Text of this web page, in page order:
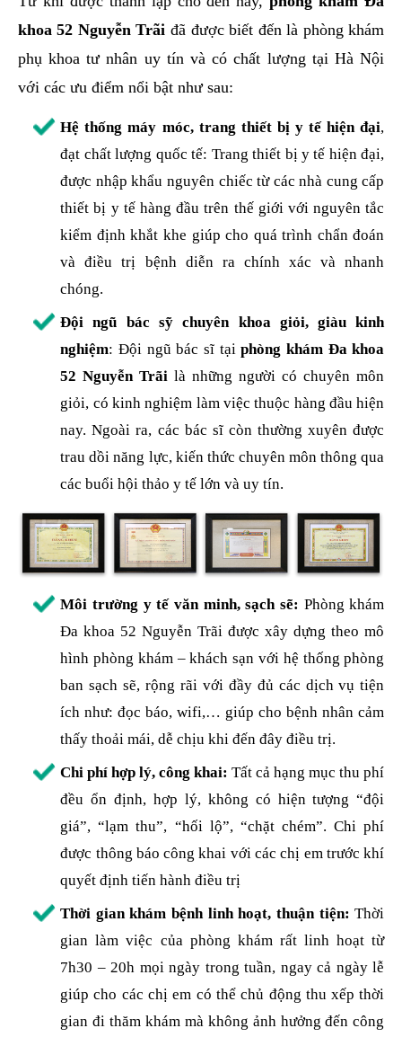
khoa 52 Nguyễn Trãi đã được biết đến là phòng khám
phụ khoa tư nhân uy tín và có chất lượng tại Hà Nội
với các ưu điểm nổi bật như sau:
Hệ thống máy móc, trang thiết bị y tế hiện đại,
đạt chất lượng quốc tế: Trang thiết bị y tế hiện đại,
được nhập khẩu nguyên chiếc từ các nhà cung cấp
thiết bị y tế hàng đầu trên thế giới với nguyên tắc
kiểm định khắt khe giúp cho quá trình chẩn đoán
và điều trị bệnh diễn ra chính xác và nhanh
chóng.
Đội ngũ bác sỹ chuyên khoa giỏi, giàu kinh
nghiệm: Đội ngũ bác sĩ tạiphòng khám Đa khoa
52 Nguyễn Trãilà những người có chuyên môn
giỏi, có kinh nghiệm làm việc thuộc hàng đầu hiện
nay. Ngoài ra, các bác sĩ còn thường xuyên được
trau dồi năng lực, kiến thức chuyên môn thông qua
các buổi hội thảo y tế lớn và uy tín.
Môi trường y tế văn minh, sạch sẽ: Phòng khám
Đa khoa 52 Nguyễn Trãi được xây dựng theo mô
hình phòng khám – khách sạn với hệ thống phòng
ban sạch sẽ, rộng rãi với đầy đủ các dịch vụ tiện
ích như: đọc báo, wifi,… giúp cho bệnh nhân cảm
thấy thoải mái, dễ chịu khi đến đây điều trị.
Chi phí hợp lý, công khai: Tất cả hạng mục thu phí
đều ổn định, hợp lý, không có hiện tượng “đội
giá”, “lạm thu”, “hối lộ”, “chặt chém”. Chi phí
được thông báo công khai với các chị em trước khí
quyết định tiến hành điều trị
Thời gian khám bệnh linh hoạt, thuận tiện: Thời
gian làm việc của phòng khám rất linh hoạt từ
7h30 – 20h mọi ngày trong tuần, ngay cả ngày lễ
giúp cho các chị em có thể chủ động thu xếp thời
gian đi thăm khám mà không ảnh hưởng đến công